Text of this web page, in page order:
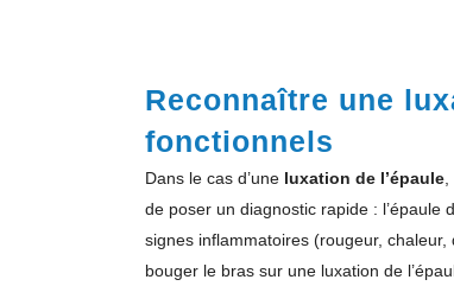
Reconnaître une
fonctionnels
Dans le cas d’une luxation de l’épaule
de poser un diagnostic rapide :
signes inflammatoires (rougeur,
bouger le bras sur une luxation de